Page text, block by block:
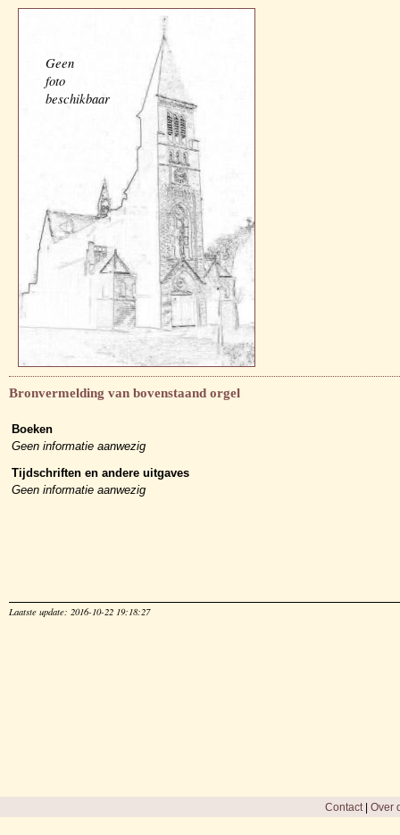
Geen
foto
beschikbaar
Bronvermelding van bovenstaand orgel
Boeken
Geen informatie aanwezig
Tijdschriften en andere uitgaves
Geen informatie aanwezig
Laatste update: 2016-10-22 19:18:27
Contact| Over